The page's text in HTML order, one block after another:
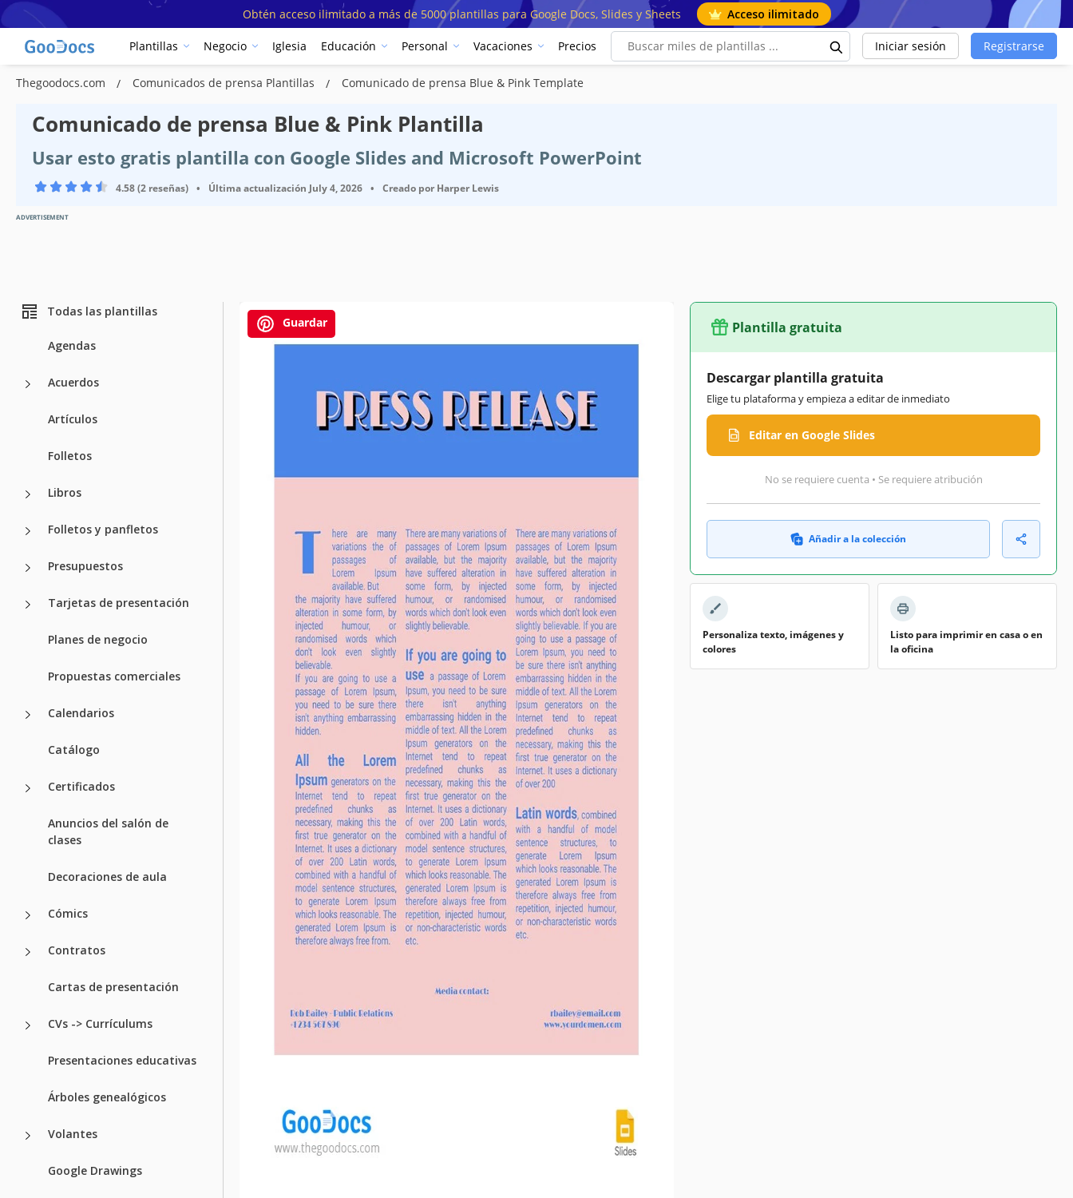
Obtén acceso ilimitado a más de 5000 plantillas para Google Docs, Slides y Sheets Acceso ilimitado
Plantillas Negocio Iglesia Educación Personal Vacaciones Precios Iniciar sesión Registrarse
Thegoodocs.com Comunicados de prensa Plantillas Comunicado de prensa Blue & Pink Template
Comunicado de prensa Blue & Pink Plantilla
Usar esto gratis plantilla con Google Slides and Microsoft PowerPoint
4.58 (2 reseñas) • Última actualización July 4, 2026 • Creado por Harper Lewis
ADVERTISEMENT
Todas las plantillas
Agendas
Acuerdos
Artículos
Folletos
Libros
Folletos y panfletos
Presupuestos
Tarjetas de presentación
Planes de negocio
Propuestas comerciales
Calendarios
Catálogo
Certificados
Anuncios del salón de
clases
Decoraciones de aula
Cómics
Contratos
Cartas de presentación
CVs -> Currículums
Presentaciones educativas
Árboles genealógicos
Volantes
Google Drawings
Guardar Plantilla gratuita
Descargar plantilla gratuita
Elige tu plataforma y empieza a editar de inmediato
Editar en Google Slides
No se requiere cuenta • Se requiere atribución
Añadir a la colección
Personaliza texto, imágenes y
colores
Listo para imprimir en casa o en
la oficina